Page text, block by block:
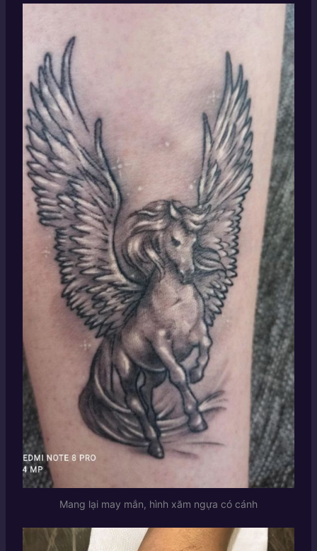
Mang lại may mắn, hình xăm ngựa có cánh